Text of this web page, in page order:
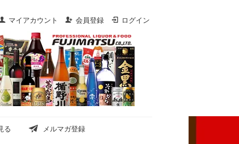
マイアカウント 会員登録 ログイン
る メルマガ登録